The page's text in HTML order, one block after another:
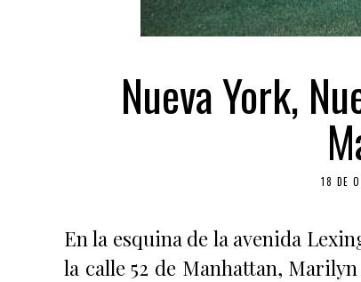
Nueva York,
18 DE
En la esquina de la avenida
la calle 52 de Manhattan,